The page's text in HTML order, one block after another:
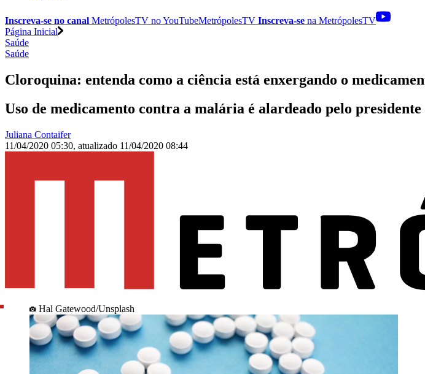
Inscreva-se no canal MetrópolesTV noYouTubeMetrópolesTV Inscreva-se na MetrópolesTV
Página Inicial
Saúde
Saúde
Cloroquina: entenda como a ciência está enxergando o
Uso de medicamento contra a malária é alardeado pelo
Juliana Contaifer
11/04/2020 05:30, atualizado 11/04/2020 08:44
Hal Gatewood/Unsplash